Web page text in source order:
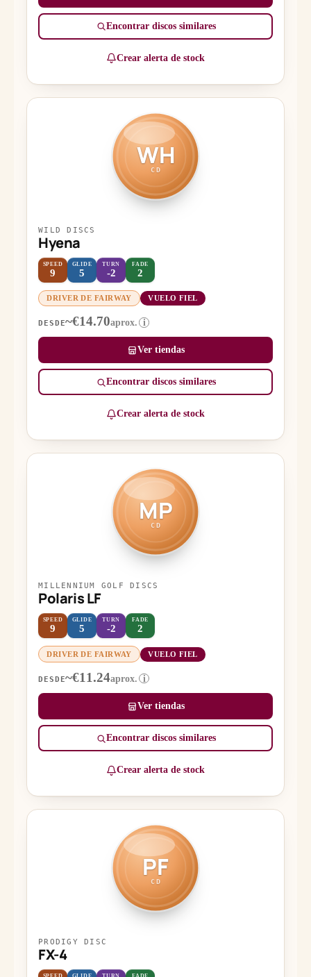
Encontrar discos similares
Crear alerta de stock
WH
CD
WILD DISCS
Hyena
SPEED
9
GLIDE
5
TURN
-2
FADE
2
DRIVER DE FAIRWAY VUELO FIEL
DESDE~€14.70aprox. i
Ver tiendas
Encontrar discos similares
Crear alerta de stock
MP
CD
MILLENNIUM GOLF DISCS
Polaris LF
SPEED
9
GLIDE
5
TURN
-2
FADE
2
DRIVER DE FAIRWAY VUELO FIEL
DESDE~€11.24aprox. i
Ver tiendas
Encontrar discos similares
Crear alerta de stock
PF
CD
PRODIGY DISC
FX-4